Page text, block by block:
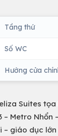
Tầng thứ
Số WC
Hướng cửa
Suites
Metro Nhổn
giáo dục lớn